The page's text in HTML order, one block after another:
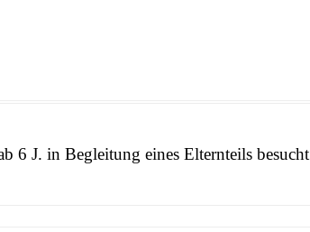
6 J. in Begleitung eines Elternteils besucht